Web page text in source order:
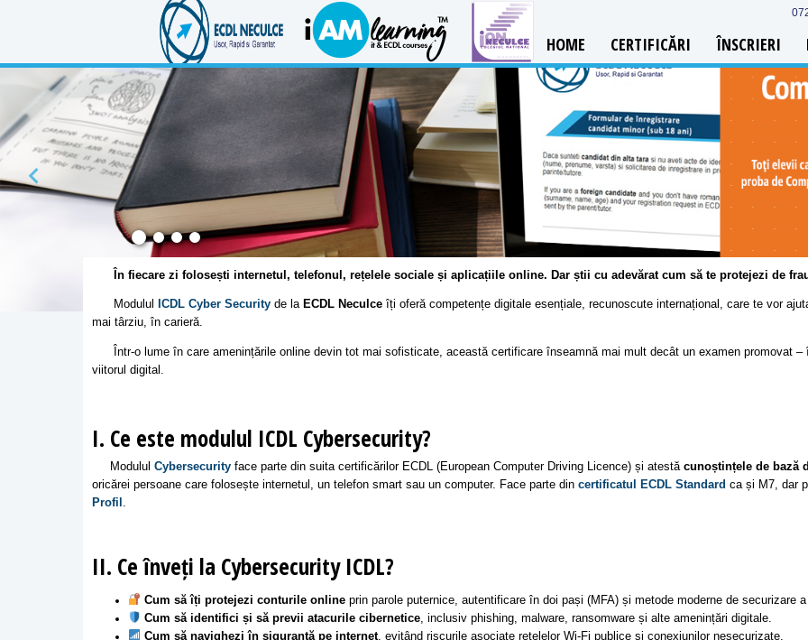
HOME CERTIFICĂRI ÎNSCRIERI
În fiecare zi folosești internetul, telefonul, rețelele sociale și aplicațiile online. Dar știi cu adevărat cum să te protejezi de
Modulul ICDL Cyber Security de la ECDL Neculce îți oferă competențe digitale esențiale, recunoscute internațional, care te vor
mai târziu, în carieră.
Într-o lume în care amenințările online devin tot mai sofisticate, această certificare înseamnă mai mult decât un examen promovat
viitorul digital.
I. Ce este modulul ICDL Cybersecurity?
Modulul Cybersecurity face parte din suita certificărilor ECDL (European Computer Driving Licence) și atestă cunoștințele de bază
oricărei persoane care folosește internetul, un telefon smart sau un computer. Face parte din certificatul ECDL Standard ca și M7, dar
Profil .
II. Ce înveți la Cybersecurity ICDL?
Cum să îți protejezi conturile online prin parole puternice, autentificare în doi pași (MFA) și metode moderne de securizare
Cum să identifici și să previi atacurile cibernetice , inclusiv phishing, malware, ransomware și alte amenințări digitale.
Cum să navighezi în siguranță pe internet, evitând riscurile asociate rețelelor Wi-Fi publice și conexiunilor nesecurizate.